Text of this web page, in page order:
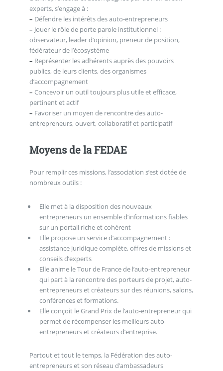
experts, s’engage à :
– Défendre les intérêts des auto-entrepreneurs
– Jouer le rôle de porte parole institutionnel :
observateur, leader d’opinion, preneur de position,
fédérateur de l’écosystème
– Représenter les adhérents auprès des pouvoirs
publics, de leurs clients, des organismes
d’accompagnement
– Concevoir un outil toujours plus utile et efficace,
pertinent et actif
– Favoriser un moyen de rencontre des auto-
entrepreneurs, ouvert, collaboratif et participatif
Moyens de la FEDAE
Pour remplir ces missions, l’association s’est dotée de
nombreux outils :
Elle met à la disposition des nouveaux
entrepreneurs un ensemble d’informations fiables
sur un portail riche et cohérent
Elle propose un service d’accompagnement :
assistance juridique complète, offres de missions et
conseils d’experts
Elle anime le Tour de France de l’auto-entrepreneur
qui part à la rencontre des porteurs de projet, auto-
entrepreneurs et créateurs sur des réunions, salons,
conférences et formations.
Elle conçoit le Grand Prix de l’auto-entrepreneur qui
permet de récompenser les meilleurs auto-
entrepreneurs et créateurs d’entreprise.
Partout et tout le temps, la Fédération des auto-
entrepreneurs et son réseau d’ambassadeurs